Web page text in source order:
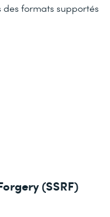
formats supportés
(SSRF)